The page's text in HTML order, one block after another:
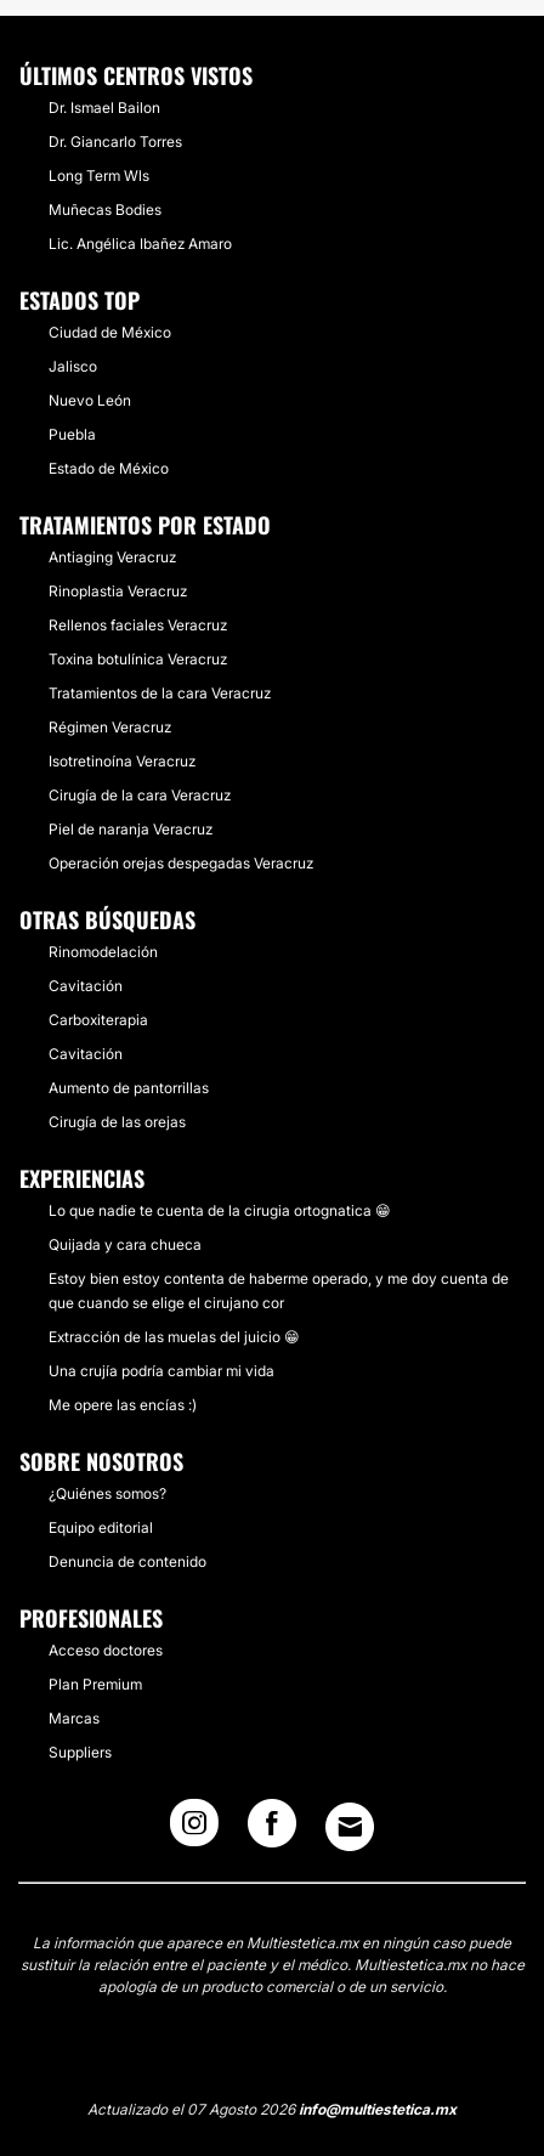
ÚLTIMOS CENTROS VISTOS
Dr. Ismael Bailon
Dr. Giancarlo Torres
Long Term Wls
Muñecas Bodies
Lic. Angélica Ibañez Amaro
ESTADOS TOP
Ciudad de México
Jalisco
Nuevo León
Puebla
Estado de México
TRATAMIENTOS POR ESTADO
Antiaging Veracruz
Rinoplastia Veracruz
Rellenos faciales Veracruz
Toxina botulínica Veracruz
Tratamientos de la cara Veracruz
Régimen Veracruz
Isotretinoína Veracruz
Cirugía de la cara Veracruz
Piel de naranja Veracruz
Operación orejas despegadas Veracruz
OTRAS BÚSQUEDAS
Rinomodelación
Cavitación
Carboxiterapia
Cavitación
Aumento de pantorrillas
Cirugía de las orejas
EXPERIENCIAS
Lo que nadie te cuenta de la cirugia ortognatica 😁
Quijada y cara chueca
Estoy bien estoy contenta de haberme operado, y me doy cuenta de
que cuando se elige el cirujano cor
Extracción de las muelas del juicio 😁
Una crujía podría cambiar mi vida
Me opere las encías :)
SOBRE NOSOTROS
¿Quiénes somos?
Equipo editorial
Denuncia de contenido
PROFESIONALES
Acceso doctores
Plan Premium
Marcas
Suppliers
La información que aparece en Multiestetica.mx en ningún caso puede
sustituir la relación entre el paciente y el médico. Multiestetica.mx no hace
apología de un producto comercial o de un servicio.
Actualizado el 07 Agosto 2026info@multiestetica.mx